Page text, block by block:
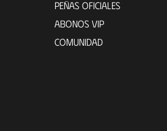
PEÑAS OFICIALES
ABONOS VIP
COMUNIDAD